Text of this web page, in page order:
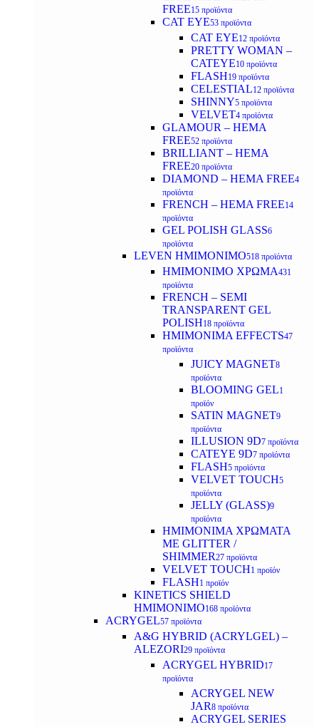
FREE15 προϊόντα
CAT EYE53 προϊόντα
CAT EYE12 προϊόντα
PRETTY WOMAN –
CATEYE10 προϊόντα
FLASH19 προϊόντα
CELESTIAL12 προϊόντα
SHINNY5 προϊόντα
VELVET4 προϊόντα
GLAMOUR – HEMA
FREE52 προϊόντα
BRILLIANT – HEMA
FREE20 προϊόντα
DIAMOND – HEMA FREE4
προϊόντα
FRENCH – HEMA FREE14
προϊόντα
GEL POLISH GLASS6
προϊόντα
LEVEN ΗΜΙΜΟΝΙΜΟ518 προϊόντα
ΗΜΙΜΟΝΙΜΟ ΧΡΩΜΑ431
προϊόντα
FRENCH – SEMI
TRANSPARENT GEL
POLISH18 προϊόντα
HMIMONIMA EFFECTS47
προϊόντα
JUICY MAGNET8
προϊόντα
BLOOMING GEL1
προϊόν
SATIN MAGNET9
προϊόντα
ILLUSION 9D7 προϊόντα
CATEYE 9D7 προϊόντα
FLASH5 προϊόντα
VELVET TOUCH5
προϊόντα
JELLY (GLASS)9
προϊόντα
ΗΜΙΜΟΝΙΜA ΧΡΩΜΑΤΑ
ΜΕ GLITTER /
SHIMMER27 προϊόντα
VELVET TOUCH1 προϊόν
FLASH1 προϊόν
KINETICS SHIELD
ΗΜΙΜΟΝΙΜΟ168 προϊόντα
ACRYGEL57 προϊόντα
A&G HYBRID (ACRYLGEL) –
ALEZORI29 προϊόντα
ACRYGEL HYBRID17
προϊόντα
ACRYGEL NEW
JAR8 προϊόντα
ACRYGEL SERIES